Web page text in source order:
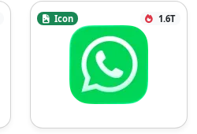
Icon 1.6T